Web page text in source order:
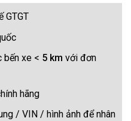
GTGT
bến xe < 5 km với đơn
hãng
/ VIN / hình ảnh để nhân